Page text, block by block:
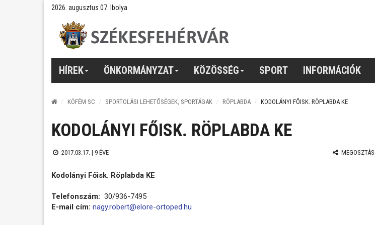
2026. augusztus 07. Ibolya
HÍREK ÖNKORMÁNYZAT KÖZÖSSÉG SPORT INFORMÁCIÓK
KÖFÉM SC SPORTOLÁSI LEHETŐSÉGEK, SPORTÁGAK RÖPLABDA KODOLÁNYI FŐISK. RÖPLABDA KE
KODOLÁNYI FŐISK. RÖPLABDA KE
2017.03.17. | 9 ÉVE
Kodolányi Főisk. Röplabda KE
Telefonszám: 30/936-7495
E-mail cím: nagy.robert@elore-ortoped.hu